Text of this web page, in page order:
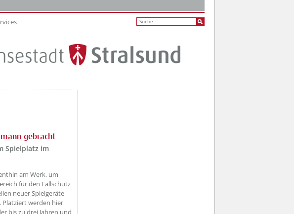
gebracht
Spielplatz im
am Werk, um
für den Fallschutz
neuer Spielgeräte
Platziert werden hier
bis zu drei Jahren und